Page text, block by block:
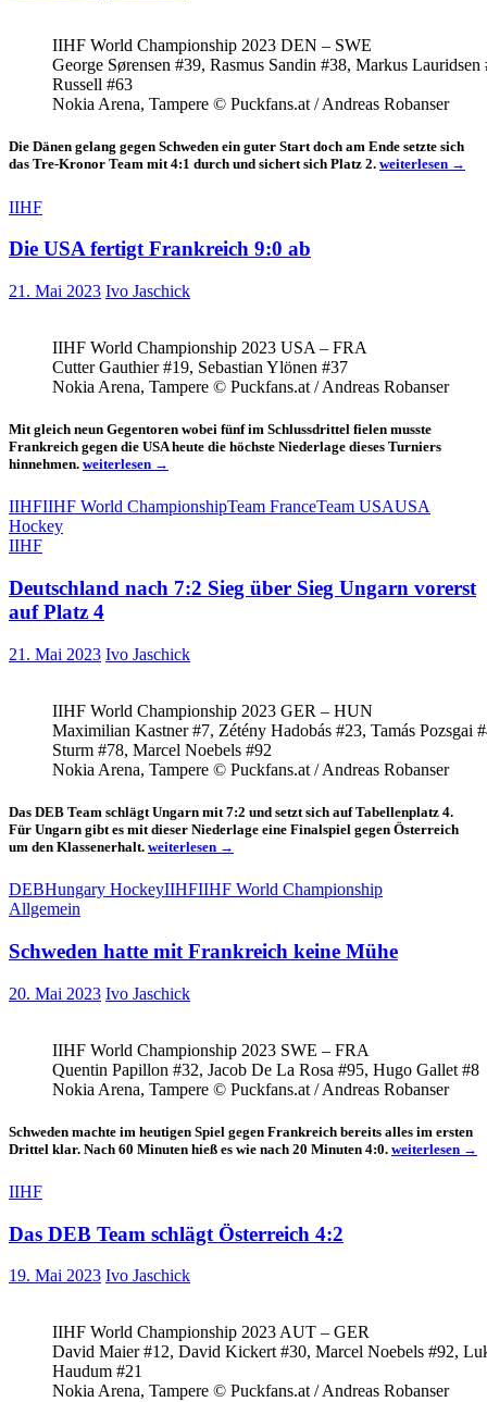
IIHF World Championship 2023 DEN – SWE
George Sørensen #39, Rasmus Sandin #38, Markus Lauridsen
Russell #63
Nokia Arena, Tampere © Puckfans.at / Andreas Robanser
Die Dänen gelang gegen Schweden ein guter Start doch am Ende setzte sich
das Tre-Kronor Team mit 4:1 durch und sichert sich Platz 2. Schweden
weiterlesen →
IIHF
Die USA fertigt Frankreich 9:0 ab
21. Mai 2023 Ivo Jaschick
IIHF World Championship 2023 USA – FRA
Cutter Gauthier #19, Sebastian Ylönen #37
Nokia Arena, Tampere © Puckfans.at / Andreas Robanser
Mit gleich neun Gegentoren wobei fünf im Schlussdrittel fielen musste
Frankreich gegen die USA heute die höchste Niederlage dieses Turniers
hinnehmen. Die
fertigt
Frankreich
weiterlesen →
IIHFIIHF World ChampionshipTeam FranceTeam USAUSA
Hockey
IIHF
Deutschland nach 7:2 Sieg über Sieg Ungarn vorerst
auf Platz 4
21. Mai 2023 Ivo Jaschick
IIHF World Championship 2023 GER – HUN
Maximilian Kastner #7, Zétény Hadobás #23, Tamás Pozsgai
Sturm #78, Marcel Noebels #92
Nokia Arena, Tampere © Puckfans.at / Andreas Robanser
Das DEB Team schlägt Ungarn mit 7:2 und setzt sich auf Tabellenplatz 4.
Für Ungarn gibt es mit dieser Niederlage eine Finalspiel gegen Österreich
um den Klassenerhalt. Deutschland
7:2
Sieg
Ungarn
auf
Platz
weiterlesen →
DEBHungary HockeyIIHFIIHF World Championship
Allgemein
Schweden hatte mit Frankreich keine Mühe
20. Mai 2023 Ivo Jaschick
IIHF World Championship 2023 SWE – FRA
Quentin Papillon #32, Jacob De La Rosa #95, Hugo Gallet #8
Nokia Arena, Tampere © Puckfans.at / Andreas Robanser
Schweden machte im heutigen Spiel gegen Frankreich bereits alles im ersten
Drittel klar. Nach 60 Minuten hieß es wie nach 20 Minuten 4:0. Schweden
weiterlesen →
IIHF
Das DEB Team schlägt Österreich 4:2
19. Mai 2023 Ivo Jaschick
IIHF World Championship 2023 AUT – GER
David Maier #12, David Kickert #30, Marcel Noebels #92,
Haudum #21
Nokia Arena, Tampere © Puckfans.at / Andreas Robanser